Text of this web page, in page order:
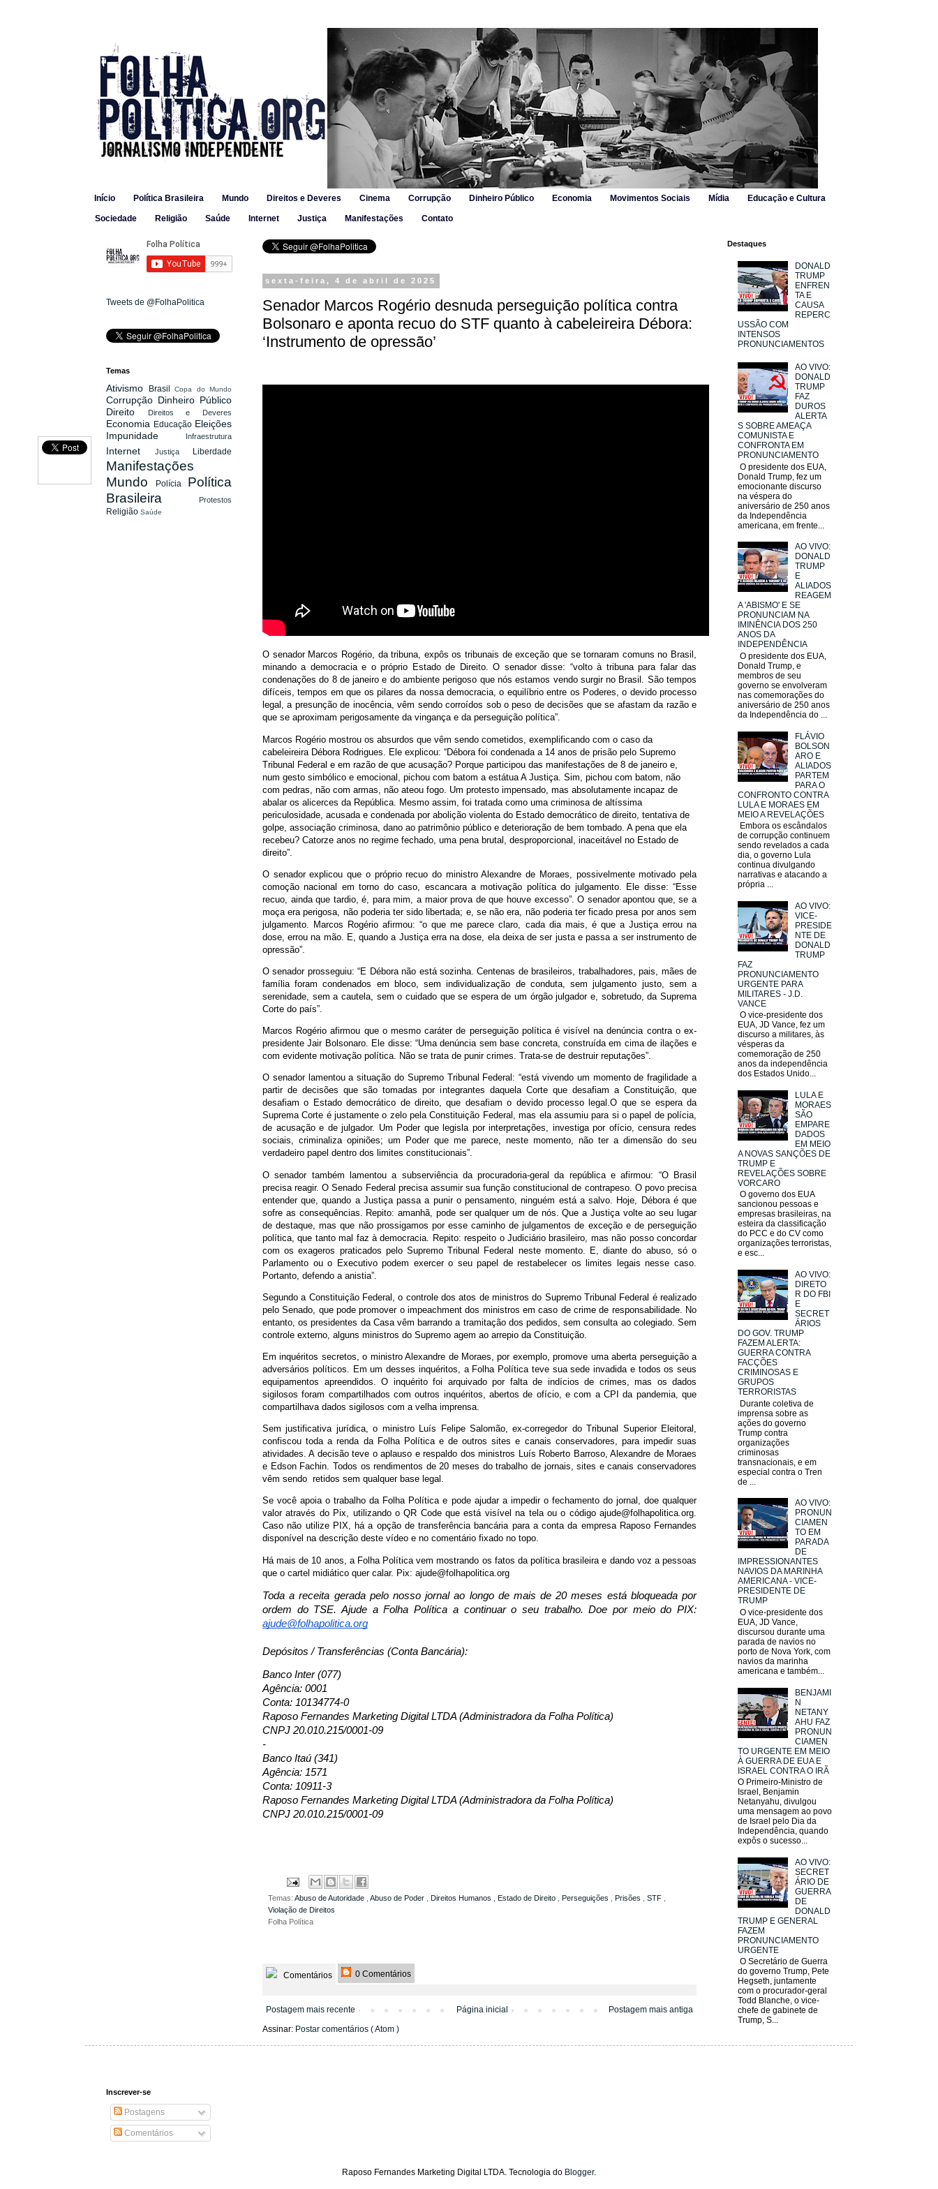
Início Política Brasileira Mundo Direitos e Deveres Cinema Corrupção Dinheiro Público Economia Movimentos Sociais Mídia Educação e Cultura
Sociedade Religião Saúde Internet Justiça Manifestações Contato
sexta-feira, 4 de abril de 2025
Senador Marcos Rogério desnuda perseguição política contra
Bolsonaro e aponta recuo do STF quanto à cabeleireira Débora:
‘Instrumento de opressão’
O senador Marcos Rogério, da tribuna, expôs os tribunais de exceção que se tornaram comuns no Brasil,
minando a democracia e o próprio Estado de Direito. O senador disse: “volto à tribuna para falar das
condenações do 8 de janeiro e do ambiente perigoso que nós estamos vendo surgir no Brasil. São tempos
difíceis, tempos em que os pilares da nossa democracia, o equilíbrio entre os Poderes, o devido processo
legal, a presunção de inocência, vêm sendo corroídos sob o peso de decisões que se afastam da razão e
que se aproximam perigosamente da vingança e da perseguição política”.
Marcos Rogério mostrou os absurdos que vêm sendo cometidos, exemplificando com o caso da
cabeleireira Débora Rodrigues. Ele explicou: “Débora foi condenada a 14 anos de prisão pelo Supremo
Tribunal Federal e em razão de que acusação? Porque participou das manifestações de 8 de janeiro e,
num gesto simbólico e emocional, pichou com batom a estátua A Justiça. Sim, pichou com batom, não
com pedras, não com armas, não ateou fogo. Um protesto impensado, mas absolutamente incapaz de
abalar os alicerces da República. Mesmo assim, foi tratada como uma criminosa de altíssima
periculosidade, acusada e condenada por abolição violenta do Estado democrático de direito, tentativa de
golpe, associação criminosa, dano ao patrimônio público e deterioração de bem tombado. A pena que ela
recebeu? Catorze anos no regime fechado, uma pena brutal, desproporcional, inaceitável no Estado de
direito”.
O senador explicou que o próprio recuo do ministro Alexandre de Moraes, possivelmente motivado pela
comoção nacional em torno do caso, escancara a motivação política do julgamento. Ele disse: “Esse
recuo, ainda que tardio, é, para mim, a maior prova de que houve excesso”. O senador apontou que, se a
moça era perigosa, não poderia ter sido libertada; e, se não era, não poderia ter ficado presa por anos sem
julgamento. Marcos Rogério afirmou: “o que me parece claro, cada dia mais, é que a Justiça errou na
dose, errou na mão. E, quando a Justiça erra na dose, ela deixa de ser justa e passa a ser instrumento de
opressão”.
O senador prosseguiu: “E Débora não está sozinha. Centenas de brasileiros, trabalhadores, pais, mães de
família foram condenados em bloco, sem individualização de conduta, sem julgamento justo, sem a
serenidade, sem a cautela, sem o cuidado que se espera de um órgão julgador e, sobretudo, da Suprema
Corte do país”.
Marcos Rogério afirmou que o mesmo caráter de perseguição política é visível na denúncia contra o ex-
presidente Jair Bolsonaro. Ele disse: “Uma denúncia sem base concreta, construída em cima de ilações e
com evidente motivação política. Não se trata de punir crimes. Trata-se de destruir reputações”.
O senador lamentou a situação do Supremo Tribunal Federal: “está vivendo um momento de fragilidade a
partir de decisões que são tomadas por integrantes daquela Corte que desafiam a Constituição, que
desafiam o Estado democrático de direito, que desafiam o devido processo legal.O que se espera da
Suprema Corte é justamente o zelo pela Constituição Federal, mas ela assumiu para si o papel de polícia,
de acusação e de julgador. Um Poder que legisla por interpretações, investiga por ofício, censura redes
sociais, criminaliza opiniões; um Poder que me parece, neste momento, não ter a dimensão do seu
verdadeiro papel dentro dos limites constitucionais”.
O senador também lamentou a subserviência da procuradoria-geral da república e afirmou: “O Brasil
precisa reagir. O Senado Federal precisa assumir sua função constitucional de contrapeso. O povo precisa
entender que, quando a Justiça passa a punir o pensamento, ninguém está a salvo. Hoje, Débora é que
sofre as consequências. Repito: amanhã, pode ser qualquer um de nós. Que a Justiça volte ao seu lugar
de destaque, mas que não prossigamos por esse caminho de julgamentos de exceção e de perseguição
política, que tanto mal faz à democracia. Repito: respeito o Judiciário brasileiro, mas não posso concordar
com os exageros praticados pelo Supremo Tribunal Federal neste momento. E, diante do abuso, só o
Parlamento ou o Executivo podem exercer o seu papel de restabelecer os limites legais nesse caso.
Portanto, defendo a anistia”.
Segundo a Constituição Federal, o controle dos atos de ministros do Supremo Tribunal Federal é realizado
pelo Senado, que pode promover o impeachment dos ministros em caso de crime de responsabilidade. No
entanto, os presidentes da Casa vêm barrando a tramitação dos pedidos, sem consulta ao colegiado. Sem
controle externo, alguns ministros do Supremo agem ao arrepio da Constituição.
Em inquéritos secretos, o ministro Alexandre de Moraes, por exemplo, promove uma aberta perseguição a
adversários políticos. Em um desses inquéritos, a Folha Política teve sua sede invadida e todos os seus
equipamentos apreendidos. O inquérito foi arquivado por falta de indícios de crimes, mas os dados
sigilosos foram compartilhados com outros inquéritos, abertos de ofício, e com a CPI da pandemia, que
compartilhava dados sigilosos com a velha imprensa.
Sem justificativa jurídica, o ministro Luís Felipe Salomão, ex-corregedor do Tribunal Superior Eleitoral,
confiscou toda a renda da Folha Política e de outros sites e canais conservadores, para impedir suas
atividades. A decisão teve o aplauso e respaldo dos ministros Luís Roberto Barroso, Alexandre de Moraes
e Edson Fachin. Todos os rendimentos de 20 meses do trabalho de jornais, sites e canais conservadores
vêm sendo retidos sem qualquer base legal.
Se você apoia o trabalho da Folha Política e pode ajudar a impedir o fechamento do jornal, doe qualquer
valor através do Pix, utilizando o QR Code que está visível na tela ou o código ajude@folhapolitica.org.
Caso não utilize PIX, há a opção de transferência bancária para a conta da empresa Raposo Fernandes
disponível na descrição deste vídeo e no comentário fixado no topo.
Há mais de 10 anos, a Folha Política vem mostrando os fatos da política brasileira e dando voz a pessoas
que o cartel midiático quer calar. Pix: ajude@folhapolitica.org
Toda a receita gerada pelo nosso jornal ao longo de mais de 20 meses está bloqueada por
ordem do TSE. Ajude a Folha Política a continuar o seu trabalho. Doe por meio do PIX:
ajude@folhapolitica.org
Depósitos / Transferências (Conta Bancária):
Banco Inter (077)
Agência: 0001
Conta: 10134774-0
Raposo Fernandes Marketing Digital LTDA (Administradora da Folha Política)
CNPJ 20.010.215/0001-09
-
Banco Itaú (341)
Agência: 1571
Conta: 10911-3
Raposo Fernandes Marketing Digital LTDA (Administradora da Folha Política)
CNPJ 20.010.215/0001-09
Temas: Abuso de Autoridade Abuso de Poder Direitos Humanos Estado de Direito Perseguições Prisões STF
Violação de Direitos
Folha Política
Comentários 0 Comentários
Postagem mais recente Postagem mais antiga
Página inicial
Assinar: Postar comentários ( Atom )
Tweets de @FolhaPolitica
Temas
Ativismo Brasil Copa do Mundo
Corrupção Dinheiro Público
Direito
Direitos e Deveres
Economia Educação Eleições
Impunidade
Infraestrutura
Internet Justiça Liberdade
Manifestações
Mundo
Polícia Política
Brasileira
Protestos
Religião Saúde
Destaques
DONALD
TRUMP
ENFREN
TA E
CAUSA
REPERC
USSÃO COM
INTENSOS
PRONUNCIAMENTOS
AO VIVO:
DONALD
TRUMP
FAZ
DUROS
ALERTA
S SOBRE AMEAÇA
COMUNISTA E
CONFRONTA EM
PRONUNCIAMENTO
O presidente dos EUA,
Donald Trump, fez um
emocionante discurso
na véspera do
aniversário de 250 anos
da Independência
americana, em frente...
AO VIVO:
DONALD
TRUMP
E
ALIADOS
REAGEM
A 'ABISMO' E SE
PRONUNCIAM NA
IMINÊNCIA DOS 250
ANOS DA
INDEPENDÊNCIA
O presidente dos EUA,
Donald Trump, e
membros de seu
governo se envolveram
nas comemorações do
aniversário de 250 anos
da Independência do ...
FLÁVIO
BOLSON
ARO E
ALIADOS
PARTEM
PARA O
CONFRONTO CONTRA
LULA E MORAES EM
MEIO A REVELAÇÕES
Embora os escândalos
de corrupção continuem
sendo revelados a cada
dia, o governo Lula
continua divulgando
narrativas e atacando a
própria ...
AO VIVO:
VICE-
PRESIDE
NTE DE
DONALD
TRUMP
FAZ
PRONUNCIAMENTO
URGENTE PARA
MILITARES - J.D.
VANCE
O vice-presidente dos
EUA, JD Vance, fez um
discurso a militares, às
vésperas da
comemoração de 250
anos da independência
dos Estados Unido...
LULA E
MORAES
SÃO
EMPARE
DADOS
EM MEIO
A NOVAS SANÇÕES DE
TRUMP E
REVELAÇÕES SOBRE
VORCARO
O governo dos EUA
sancionou pessoas e
empresas brasileiras, na
esteira da classificação
do PCC e do CV como
organizações terroristas,
e esc...
AO VIVO:
DIRETO
R DO FBI
E
SECRET
ÁRIOS
DO GOV. TRUMP
FAZEM ALERTA:
GUERRA CONTRA
FACÇÕES
CRIMINOSAS E
GRUPOS
TERRORISTAS
Durante coletiva de
imprensa sobre as
ações do governo
Trump contra
organizações
criminosas
transnacionais, e em
especial contra o Tren
de ...
AO VIVO:
PRONUN
CIAMEN
TO EM
PARADA
DE
IMPRESSIONANTES
NAVIOS DA MARINHA
AMERICANA - VICE-
PRESIDENTE DE
TRUMP
O vice-presidente dos
EUA, JD Vance,
discursou durante uma
parada de navios no
porto de Nova York, com
navios da marinha
americana e também...
BENJAMI
N
NETANY
AHU FAZ
PRONUN
CIAMEN
TO URGENTE EM MEIO
À GUERRA DE EUA E
ISRAEL CONTRA O IRÃ
O Primeiro-Ministro de
Israel, Benjamin
Netanyahu, divulgou
uma mensagem ao povo
de Israel pelo Dia da
Independência, quando
expôs o sucesso...
AO VIVO:
SECRET
ÁRIO DE
GUERRA
DE
DONALD
TRUMP E GENERAL
FAZEM
PRONUNCIAMENTO
URGENTE
O Secretário de Guerra
do governo Trump, Pete
Hegseth, juntamente
com o procurador-geral
Todd Blanche, o vice-
chefe de gabinete de
Trump, S...
Inscrever-se
Postagens
Comentários
Raposo Fernandes Marketing Digital LTDA. Tecnologia do Blogger.